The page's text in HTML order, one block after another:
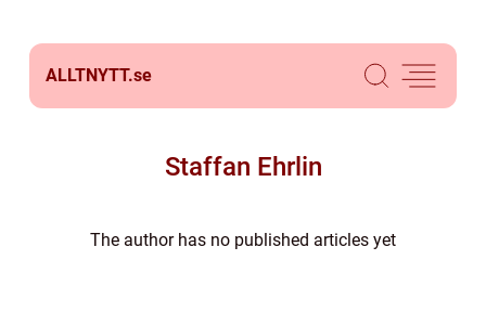
ALLTNYTT.se
Staffan Ehrlin
The author has no published articles yet